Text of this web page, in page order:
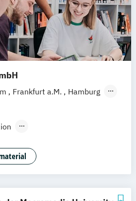
Frankfurt a.M.
Hamburg
Präsenzstudium